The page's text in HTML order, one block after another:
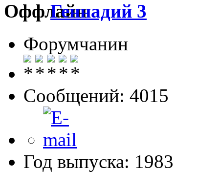
Геннадий 3
Форумчанин
Сообщений: 4015
Год выпуска: 1983